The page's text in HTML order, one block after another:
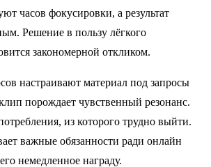
часов фокусировки, а результат
Решение в пользу лёгкого
закономерной откликом.
настраивают материал под запросы
порождает чувственный резонанс.
из которого трудно выйти.
важные обязанности ради онлайн
немедленное награду.